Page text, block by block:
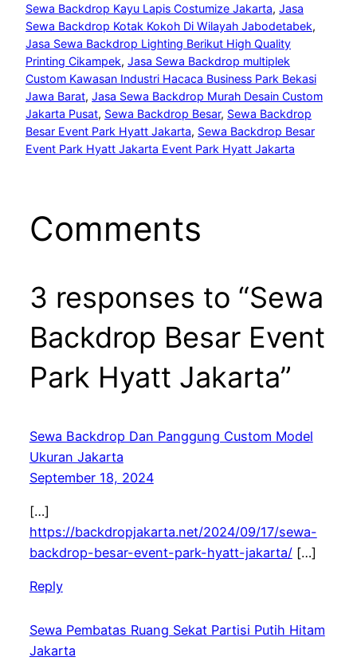
Sewa Backdrop Kayu Lapis Costumize Jakarta, Jasa
Sewa Backdrop Kotak Kokoh Di Wilayah Jabodetabek
Jasa Sewa Backdrop Lighting Berikut High Quality
Printing Cikampek, Jasa Sewa Backdrop multiplek
Custom Kawasan Industri Hacaca Business Park Bekasi
Jawa Barat, Jasa Sewa Backdrop Murah Desain Custom
Jakarta Pusat, Sewa Backdrop Besar, Sewa Backdrop
Besar Event Park Hyatt Jakarta, Sewa Backdrop Besar
Event Park Hyatt Jakarta Event Park Hyatt Jakarta
Comments
3 responses to “Sewa
Backdrop Besar Event
Park Hyatt Jakarta”
Sewa Backdrop Dan Panggung Custom Model
Ukuran Jakarta
September 18, 2024
[…]
https://backdropjakarta.net/2024/09/17/sewa-
backdrop-besar-event-park-hyatt-jakarta/[…]
Reply
Sewa Pembatas Ruang Sekat Partisi Putih Hitam
Jakarta